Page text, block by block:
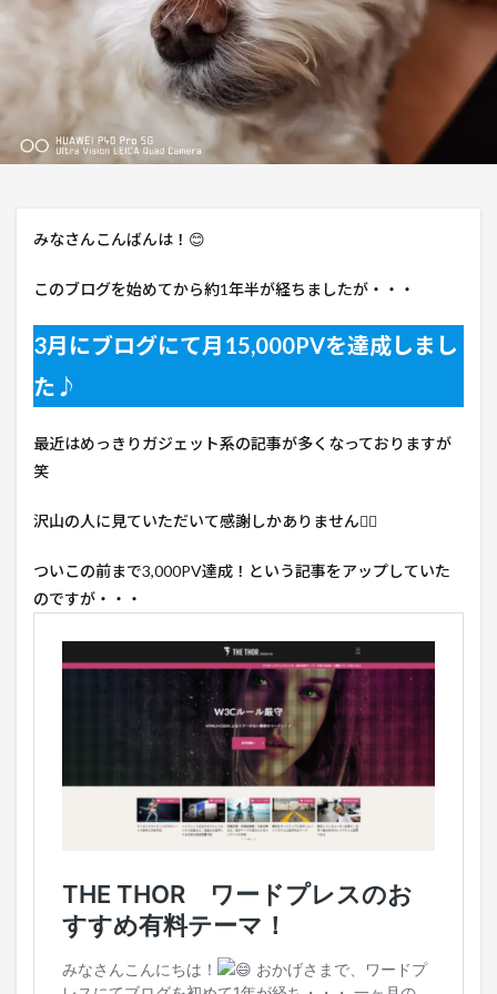
みなさんこんばんは！😊
このブログを始めてから約1年半が経ちましたが・・・
3月にブログにて月15,000PVを達成しまし
た♪
最近はめっきりガジェット系の記事が多くなっておりますが
笑
沢山の人に見ていただいて感謝しかありません🙇‍♂️
ついこの前まで3,000PV達成！という記事をアップしていた
のですが・・・